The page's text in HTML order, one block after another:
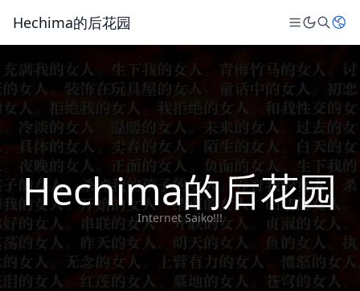
Hechima的后花园
Hechima的后花园
Internet Saiko!!!